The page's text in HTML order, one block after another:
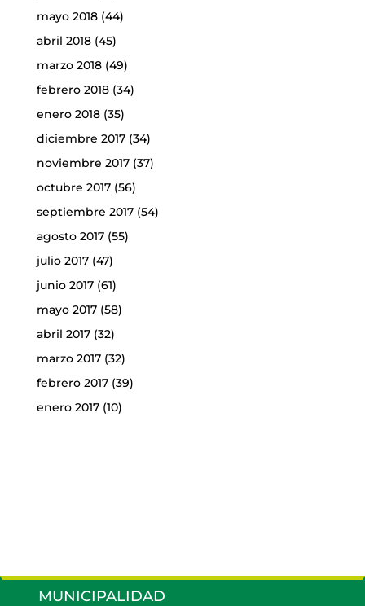
mayo 2018(44)
abril 2018(45)
marzo 2018(49)
febrero 2018(34)
enero 2018(35)
diciembre 2017(34)
noviembre 2017(37)
octubre 2017(56)
septiembre 2017(54)
agosto 2017(55)
julio 2017(47)
junio 2017(61)
mayo 2017(58)
abril 2017(32)
marzo 2017(32)
febrero 2017(39)
enero 2017(10)
MUNICIPALIDAD